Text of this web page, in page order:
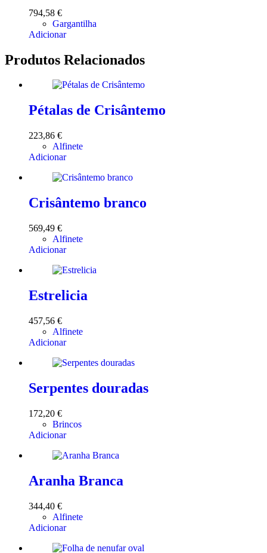
794,58 €
Gargantilha
Adicionar
Produtos Relacionados
Pétalas de Crisântemo
223,86 €
Alfinete
Adicionar
Crisântemo branco
569,49 €
Alfinete
Adicionar
Estrelicia
457,56 €
Alfinete
Adicionar
Serpentes douradas
172,20 €
Brincos
Adicionar
Aranha Branca
344,40 €
Alfinete
Adicionar